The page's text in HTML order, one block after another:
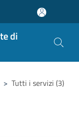
di
> Tutti i servizi (3)